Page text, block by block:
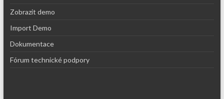
Zobrazit demo
Import Demo
Dokumentace
Fórum technické podpory